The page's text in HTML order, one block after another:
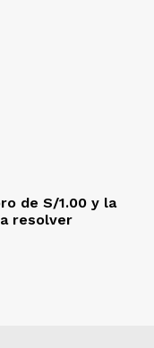
de S/1.00 y la
resolver